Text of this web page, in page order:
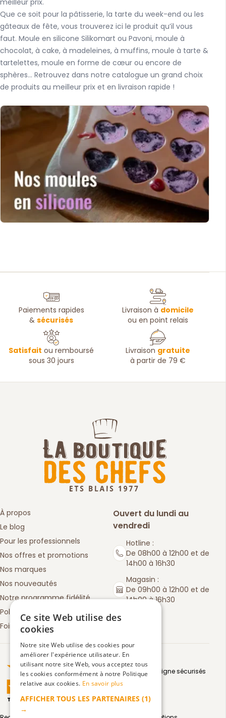
meilleur prix.
Que ce soit pour la pâtisserie, la tarte du week-end ou les
gâteaux de fête, vous trouverez ici le produit qu’il vous
faut. Moule en silicone Silikomart ou Pavoni, moule à
chocolat, à cake, à madeleines, à muffins, moule à tarte &
tartelettes, moule en forme de cœur ou encore de
sphères... Retrouvez dans notre catalogue un grand choix
de produits au meilleur prix et en livraison rapide !
Paiements rapides
&sécurisés
Livraison à domicile
ou en point relais
Satisfait ou remboursé
sous 30 jours
Livraison gratuite
à partir de 79 €
À propos
Le blog
Pour les professionnels
Nos offres et promotions
Nos marques
Nos nouveautés
Notre programme fidélité
Politique de retours
Foire aux questions
Ouvert du lundi au
vendredi
Hotline :
De 08h00 à 12h00 et de
14h00 à 16h30
Magasin :
De 09h00 à 12h00 et de
14h00 à 16h30
Truspilot : La Boutique des chefs
TrustScore4.5 | 3083avis
Moyens de paiement en ligne sécurisés
Ce site Web utilise des
cookies
Notre site Web utilise des cookies pour
améliorer l'expérience utilisateur. En
utilisant notre site Web, vous acceptez tous
les cookies conformément à notre Politique
relative aux cookies. En savoir plus
AFFICHER TOUS LES PARTENAIRES (1)
→